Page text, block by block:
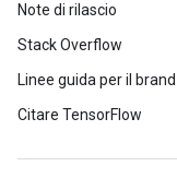
Note di rilascio
Stack Overflow
Linee guida per il brand
Citare TensorFlow